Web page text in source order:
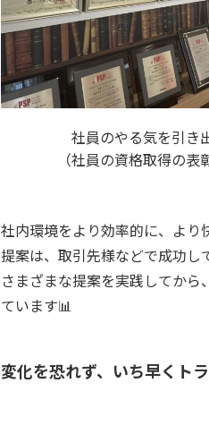
社員のやる気を引き
（社員の資格取得の表
社内環境をより効率的に、より
提案は、取引先様などで成功
さまざまな提案を実践してか
ています📊
変化を恐れず、いち早くト